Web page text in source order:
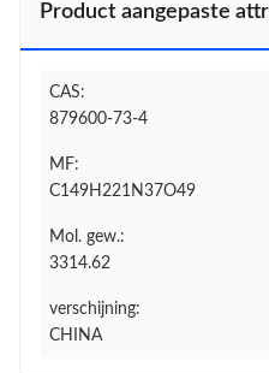
Product aangepaste
CAS:
879600-73-4
MF:
C149H221N37O49
Mol. gew.:
3314.62
verschijning:
CHINA